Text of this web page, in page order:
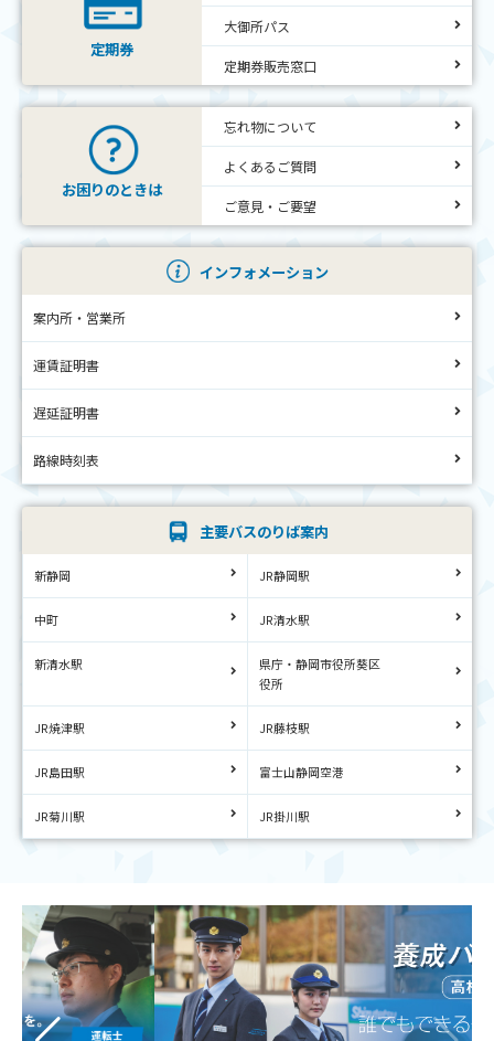
定期券
大御所パス
定期券販売窓口
お困りのときは
忘れ物について
よくあるご質問
ご意見・ご要望
インフォメーション
案内所・営業所
運賃証明書
遅延証明書
路線時刻表
主要バスのりば案内
新静岡 JR静岡駅
中町 JR清水駅
新清水駅
県庁・静岡市役所葵区
役所
JR焼津駅 JR藤枝駅
JR島田駅 富士山静岡空港
JR菊川駅 JR掛川駅